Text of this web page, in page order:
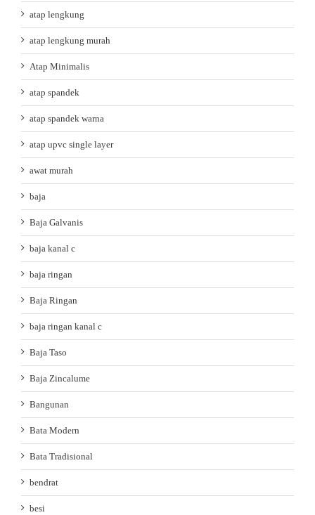
atap lengkung
atap lengkung murah
Atap Minimalis
atap spandek
atap spandek warna
atap upvc single layer
awat murah
baja
Baja Galvanis
baja kanal c
baja ringan
Baja Ringan
baja ringan kanal c
Baja Taso
Baja Zincalume
Bangunan
Bata Modern
Bata Tradisional
bendrat
besi